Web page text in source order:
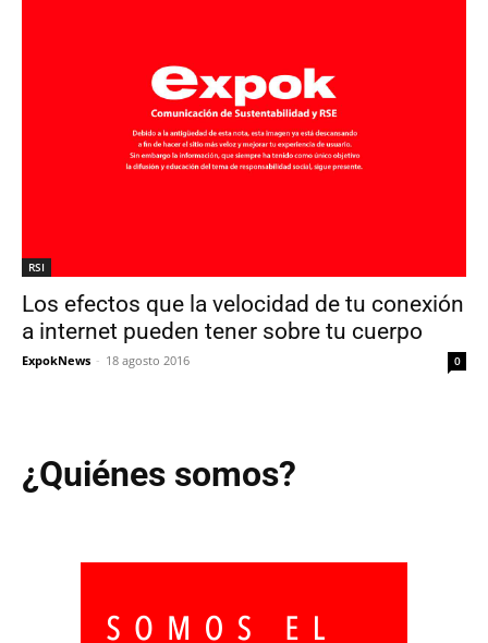
RSI
Los efectos que la velocidad de tu conexión
a internet pueden tener sobre tu cuerpo
ExpokNews - 18 agosto 2016 0
¿Quiénes somos?